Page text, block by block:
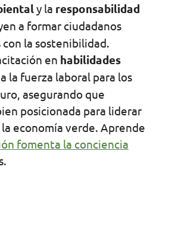
y la responsabilidad
a formar ciudadanos
la sostenibilidad.
en habilidades
la fuerza laboral para los
asegurando que
posicionada para liderar
economía verde. Aprende
fomenta la conciencia